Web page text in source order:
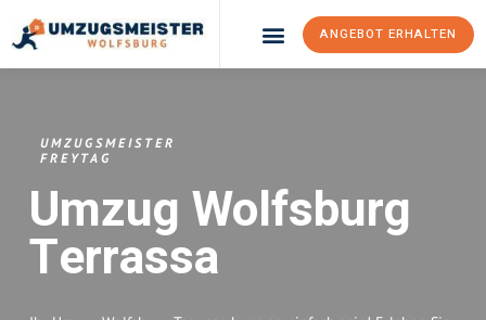
ANGEBOT ERHALTEN
UMZUGSMEISTER
FREYTAG
Umzug Wolfsburg
Terrassa